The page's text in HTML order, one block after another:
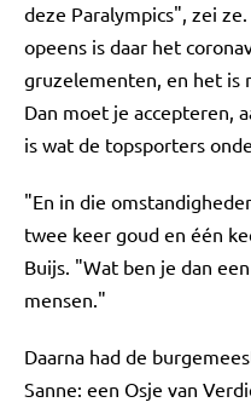
deze Paralympics", zei
opeens is daar het
gruzelementen, en het is
Dan moet je accepteren,
is wat de topsporters
"En in die
twee keer goud en één
Buijs. "Wat ben je dan
mensen."
Daarna had de
Sanne: een Osje van